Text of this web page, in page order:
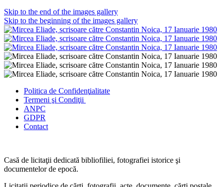
Skip to the end of the images gallery
Skip to the beginning of the images gallery
Politica de Confidenţialitate
Termeni şi Condiţii
ANPC
GDPR
Contact
Casă de licitaţii dedicată bibliofiliei, fotografiei istorice şi
documentelor de epocă.